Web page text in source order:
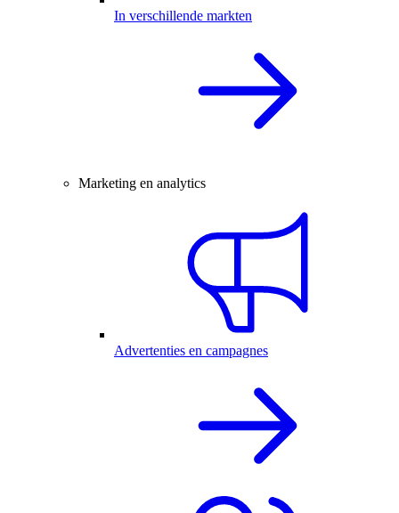
In verschillende markten
Marketing en analytics
Advertenties en campagnes